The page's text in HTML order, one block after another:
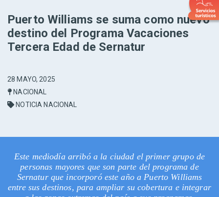
Puerto Williams se suma como nuevo
destino del Programa Vacaciones
Tercera Edad de Sernatur
28 MAYO, 2025
NACIONAL
NOTICIA NACIONAL
Este mediodía arribó a la ciudad el primer grupo de
personas mayores que son parte del programa de
Sernatur que incorporó este año a Puerto Williams
entre sus destinos, para ampliar su cobertura e integrar